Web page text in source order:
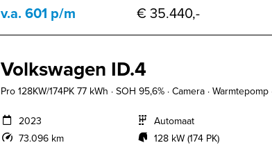
v.a. 601 p/m € 35.440,-
Volkswagen ID.4
Pro 128KW/174PK 77 kWh · SOH 95,6% · Camera ·
2023
73.096 km
Automaat
128 kW (174 PK)